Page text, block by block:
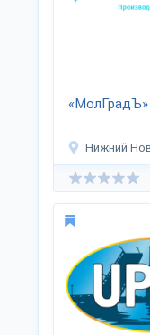
«МолГрадЪ»
Нижний